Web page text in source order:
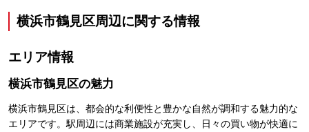
横浜市鶴見区周辺に関する情報
エリア情報
横浜市鶴見区の魅力
横浜市鶴見区は、都会的な利便性と豊かな自然が調和する魅力的な
エリアです。駅周辺には商業施設が充実し、日々の買い物が快適に